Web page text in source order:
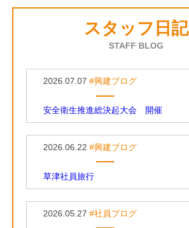
スタッフ日記
STAFF BLOG
2026.07.07 #興建ブログ
安全衛生推進総決起大会 開催
2026.06.22 #興建ブログ
草津社員旅行
2026.05.27 #社員ブログ